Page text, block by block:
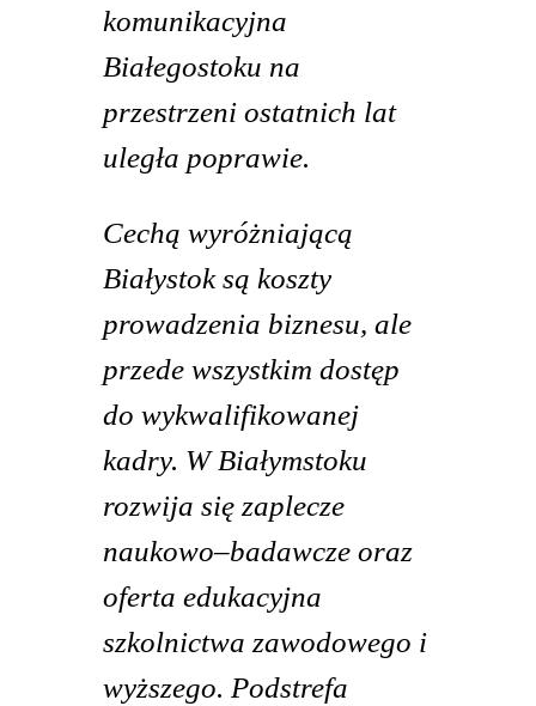
komunikacyjna
Białegostoku na
przestrzeni ostatnich lat
uległa poprawie.
Cechą wyróżniającą
Białystok są koszty
prowadzenia biznesu, ale
przede wszystkim dostęp
do wykwalifikowanej
kadry. W Białymstoku
rozwija się zaplecze
naukowo–badawcze oraz
oferta edukacyjna
szkolnictwa zawodowego i
wyższego. Podstrefa